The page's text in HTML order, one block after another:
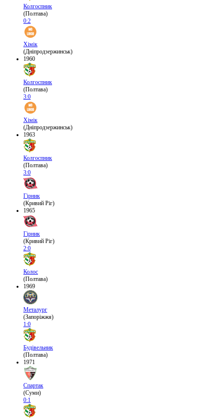
Колгоспник
(Полтава)
0:2
Хімік
(Дніпродзержинськ)
1960
Колгоспник
(Полтава)
3:0
Хімік
(Дніпродзержинськ)
1963
Колгоспник
(Полтава)
3:0
Гірник
(Кривий Ріг)
1965
Гірник
(Кривий Ріг)
2:0
Колос
(Полтава)
1969
Металург
(Запоріжжя)
1:0
Будівельник
(Полтава)
1971
Спартак
(Суми)
0:1